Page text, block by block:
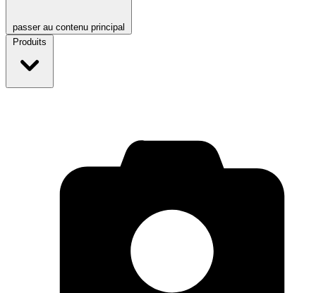
passer au contenu principal
Produits